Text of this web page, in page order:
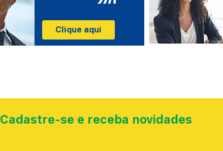
Clique aqui
Cadastre-se e receba novidades